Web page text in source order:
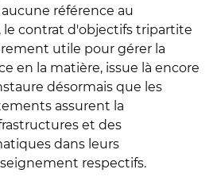
référence au
contrat d'objectifs tripartite
utile pour gérer la
en la matière, issue là encore
désormais que les
assurent la
et des
dans leurs
respectifs.